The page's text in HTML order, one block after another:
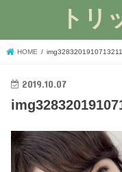
トリ
HOME
2019.10.07